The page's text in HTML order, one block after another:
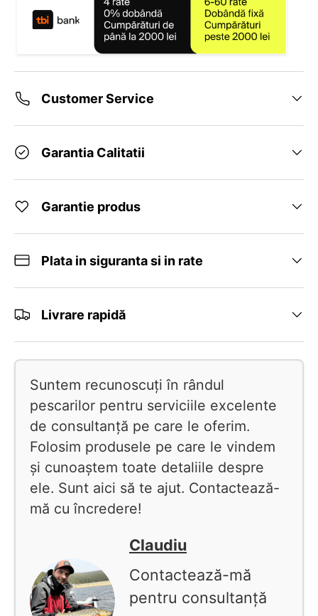
Customer Service
Garantia Calitatii
Garantie produs
Plata in siguranta si in rate
Livrare rapidă
Suntem recunoscuți în rândul
pescarilor pentru serviciile excelente
de consultanță pe care le oferim.
Folosim produsele pe care le vindem
și cunoaștem toate detaliile despre
ele. Sunt aici să te ajut. Contactează-
mă cu încredere!
Claudiu
Contactează-mă
pentru consultanță